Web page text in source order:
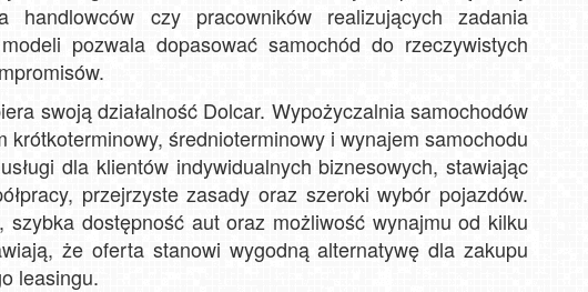
handlowców czy pracowników realizujących zadania
pozwala dopasować samochód do rzeczywistych
swoją działalność Dolcar. Wypożyczalnia samochodów
krótkoterminowy, średnioterminowy i wynajem samochodu
dla klientów indywidualnych biznesowych, stawiając
przejrzyste zasady oraz szeroki wybór pojazdów.
szybka dostępność aut oraz możliwość wynajmu od kilku
że oferta stanowi wygodną alternatywę dla zakupu
leasingu.